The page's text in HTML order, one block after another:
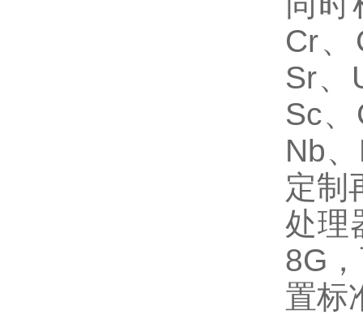
Cr
Sr、
Sc
Nb
定制
处理
8G
置标